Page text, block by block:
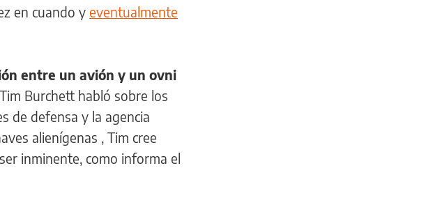
en cuando y eventualmente
entre un avión y un ovni
Burchett habló sobre los
de defensa y la agencia
alienígenas , Tim cree
inminente, como informa el